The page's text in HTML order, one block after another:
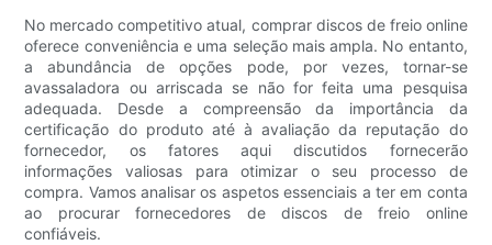
No mercado competitivo atual, comprar discos de freio online
oferece conveniência e uma seleção mais ampla. No entanto,
a abundância de opções pode, por vezes, tornar-se
avassaladora ou arriscada se não for feita uma pesquisa
adequada. Desde a compreensão da importância da
certificação do produto até à avaliação da reputação do
fornecedor, os fatores aqui discutidos fornecerão
informações valiosas para otimizar o seu processo de
compra. Vamos analisar os aspetos essenciais a ter em conta
ao procurar fornecedores de discos de freio online
confiáveis.